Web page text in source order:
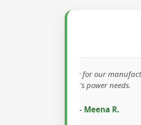
service for our manufacturing
unit's power needs.